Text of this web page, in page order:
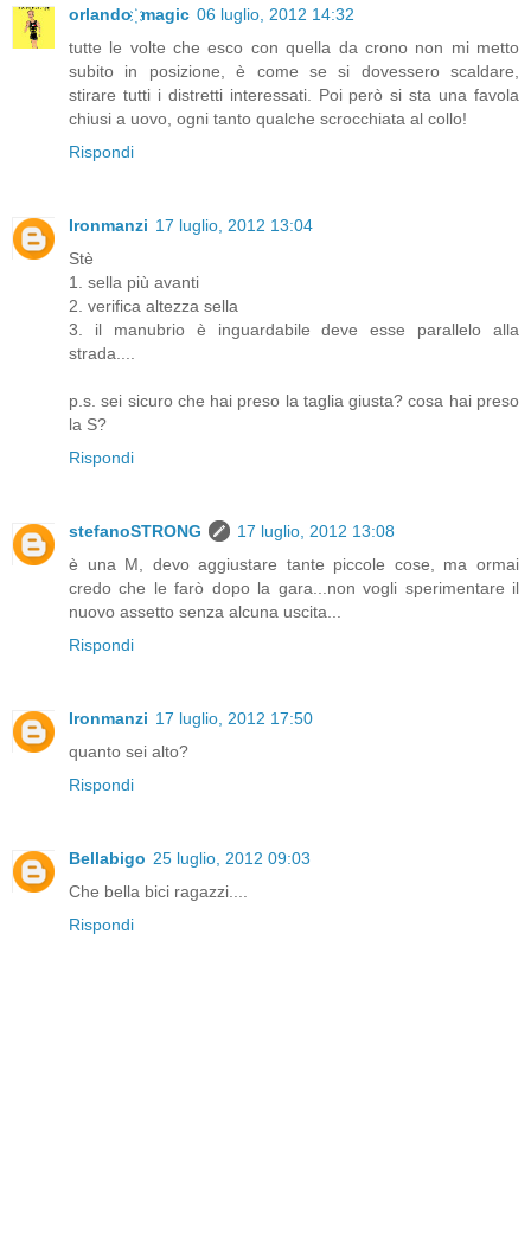
orlando ҉ magic 06 luglio, 2012 14:32
tutte le volte che esco con quella da crono non mi metto
subito in posizione, è come se si dovessero scaldare,
stirare tutti i distretti interessati. Poi però si sta una favola
chiusi a uovo, ogni tanto qualche scrocchiata al collo!
Rispondi
Ironmanzi 17 luglio, 2012 13:04
Stè
1. sella più avanti
2. verifica altezza sella
3. il manubrio è inguardabile deve esse parallelo alla
strada....
p.s. sei sicuro che hai preso la taglia giusta? cosa hai preso
la S?
Rispondi
stefanoSTRONG
17 luglio, 2012 13:08
è una M, devo aggiustare tante piccole cose, ma ormai
credo che le farò dopo la gara...non vogli sperimentare il
nuovo assetto senza alcuna uscita...
Rispondi
Ironmanzi 17 luglio, 2012 17:50
quanto sei alto?
Rispondi
Bellabigo 25 luglio, 2012 09:03
Che bella bici ragazzi....
Rispondi